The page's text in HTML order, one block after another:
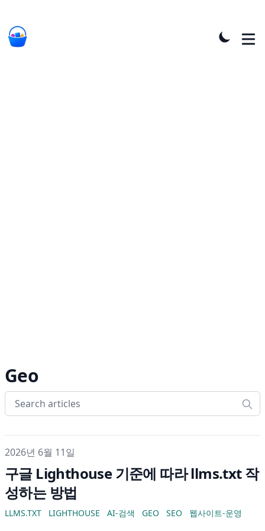
Geo
게시일
2026년 6월 11일
구글 Lighthouse 기준에 따라 llms.txt 작
성하는 방법
LLMS.TXT LIGHTHOUSE AI-검색 GEO SEO 웹사이트-운영